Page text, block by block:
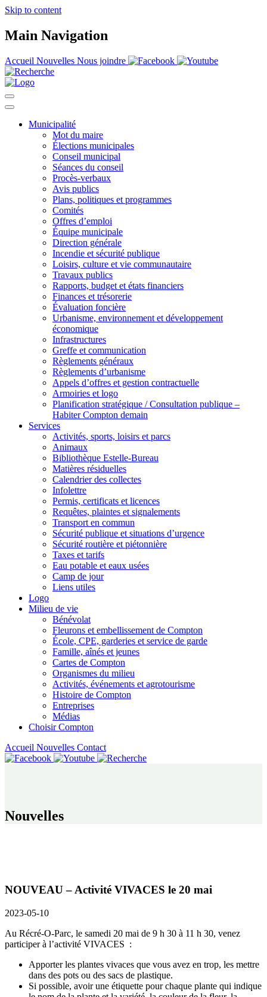
Skip to content
Main Navigation
Accueil Nouvelles Nous joindre
Municipalité
Mot du maire
Élections municipales
Conseil municipal
Séances du conseil
Procès-verbaux
Avis publics
Plans, politiques et programmes
Comités
Offres d’emploi
Équipe municipale
Direction générale
Incendie et sécurité publique
Loisirs, culture et vie communautaire
Travaux publics
Rapports, budget et états financiers
Finances et trésorerie
Évaluation foncière
Urbanisme, environnement et développement
économique
Infrastructures
Greffe et communication
Règlements généraux
Règlements d’urbanisme
Appels d’offres et gestion contractuelle
Armoiries et logo
Planification stratégique / Consultation publique –
Habiter Compton demain
Services
Activités, sports, loisirs et parcs
Animaux
Bibliothèque Estelle-Bureau
Matières résiduelles
Calendrier des collectes
Infolettre
Permis, certificats et licences
Requêtes, plaintes et signalements
Transport en commun
Sécurité publique et situations d’urgence
Sécurité routière et piétonnière
Taxes et tarifs
Eau potable et eaux usées
Camp de jour
Liens utiles
Logo
Milieu de vie
Bénévolat
Fleurons et embellissement de Compton
École, CPE, garderies et service de garde
Famille, aînés et jeunes
Cartes de Compton
Organismes du milieu
Activités, événements et agrotourisme
Histoire de Compton
Entreprises
Médias
Choisir Compton
Accueil Nouvelles Contact
Nouvelles
NOUVEAU – Activité VIVACES le 20 mai
2023-05-10
Au Récré-O-Parc, le samedi 20 mai de 9 h 30 à 11 h 30, venez
participer à l’activité VIVACES :
Apporter les plantes vivaces que vous avez en trop, les mettre
dans des pots ou des sacs de plastique.
Si possible, avoir une étiquette pour chaque plante qui indique